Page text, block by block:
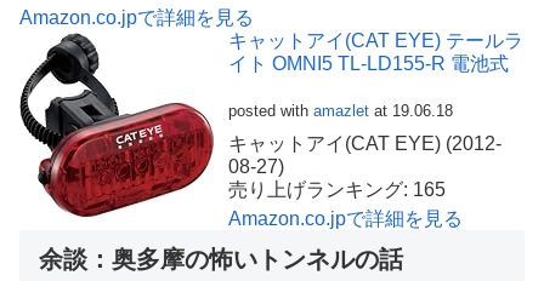
Amazon.co.jpで詳細を見る
キャットアイ(CAT EYE) テールラ
イト OMNI5 TL-LD155-R 電池式
posted with amazlet at 19.06.18
キャットアイ(CAT EYE) (2012-
08-27)
売り上げランキング: 165
Amazon.co.jpで詳細を見る
余談：奥多摩の怖いトンネルの話